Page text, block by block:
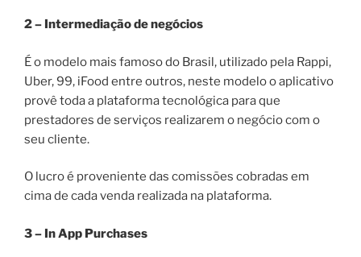
2 – Intermediação de negócios
É o modelo mais famoso do Brasil, utilizado pela Rappi,
Uber, 99, iFood entre outros, neste modelo o aplicativo
provê toda a plataforma tecnológica para que
prestadores de serviços realizarem o negócio com o
seu cliente.
O lucro é proveniente das comissões cobradas em
cima de cada venda realizada na plataforma.
3 – In App Purchases